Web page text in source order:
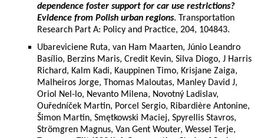
dependence foster support for car use restrictions?
Evidence from Polish urban regions. Transportation
Research Part A: Policy and Practice, 204, 104843.
Ubareviciene Ruta, van Ham Maarten, Júnio Leandro
Basílio, Berzins Maris, Credit Kevin, Silva Diogo, J Harris
Richard, Kalm Kadi, Kauppinen Timo, Krisjane Zaiga,
Malheiros Jorge, Thomas Maloutas, Manley David J,
Oriol Nel-lo, Nevanto Milena, Novotný Ladislav,
Ouředníček Martin, Porcel Sergio, Ribardière Antonine,
Šimon Martin, Smętkowski Maciej, Spyrellis Stavros,
Strömgren Magnus, Van Gent Wouter, Wessel Terje,